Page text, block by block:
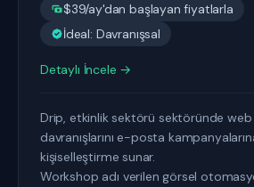
$39/ay'dan başlayan fiyatlarla
İdeal: Davranışsal
Detaylı İncele →
Drip, etkinlik sektörü sektöründe web
davranışlarını e-posta
kişiselleştirme sunar.
Workshop adı verilen görsel